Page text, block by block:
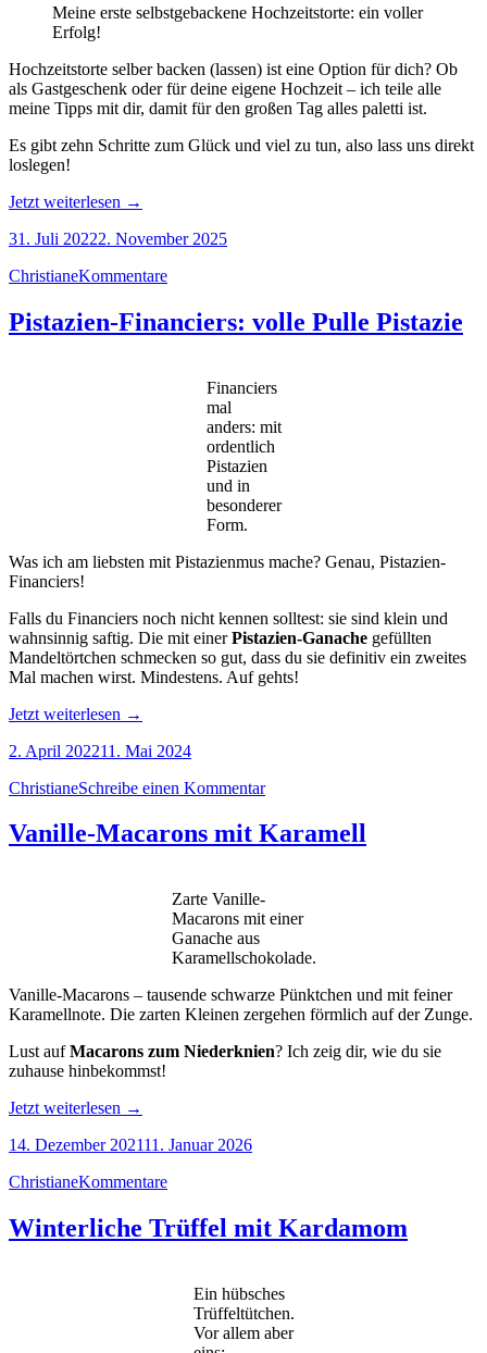
Meine erste selbstgebackene Hochzeitstorte: ein voller
Erfolg!
Hochzeitstorte selber backen (lassen) ist eine Option für dich? Ob
als Gastgeschenk oder für deine eigene Hochzeit – ich teile alle
meine Tipps mit dir, damit für den großen Tag alles paletti ist.
Es gibt zehn Schritte zum Glück und viel zu tun, also lass uns direkt
loslegen!
Jetzt weiterlesen „Hochzeitstorte
backen:
klappts“
→
31. Juli 20222. November 2025
ChristianeKommentare
Pistazien-Financiers: volle Pulle Pistazie
Financiers
mal
anders: mit
ordentlich
Pistazien
und in
besonderer
Form.
Was ich am liebsten mit Pistazienmus mache? Genau, Pistazien-
Financiers!
Falls du Financiers noch nicht kennen solltest: sie sind klein und
wahnsinnig saftig. Die mit einerPistazien-Ganache gefüllten
Mandeltörtchen schmecken so gut, dass du sie definitiv ein zweites
Mal machen wirst. Mindestens. Auf gehts!
Jetzt weiterlesen „Pistazien-
volle
Pistazie“
→
2. April 202211. Mai 2024
ChristianeSchreibe einen Kommentar
Vanille-Macarons mit Karamell
Zarte Vanille-
Macarons mit einer
Ganache aus
Karamellschokolade.
Vanille-Macarons – tausende schwarze Pünktchen und mit feiner
Karamellnote. Die zarten Kleinen zergehen förmlich auf der Zunge.
Lust aufMacarons zum Niederknien? Ich zeig dir, wie du sie
zuhause hinbekommst!
Jetzt weiterlesen „Vanille-
mit
→
14. Dezember 202111. Januar 2026
ChristianeKommentare
Winterliche Trüffel mit Kardamom
Ein hübsches
Trüffeltütchen.
Vor allem aber